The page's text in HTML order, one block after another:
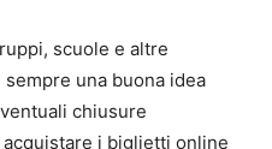
scuole e altre
una buona idea
chiusure
i biglietti online